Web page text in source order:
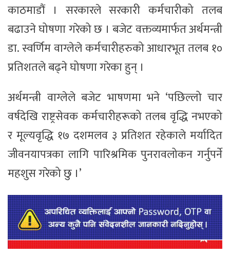
काठमाडौं । सरकारले सरकारी कर्मचारीको तलब
बढाउने घोषणा गरेको छ । बजेट वक्तव्यमार्फत अर्थमन्त्री
डा. स्वर्णिम वाग्लेले कर्मचारीहरुको आधारभूत तलब १०
प्रतिशतले बढ्ने घोषणा गरेका हुन् ।
अर्थमन्त्री वाग्लेले बजेट भाषणमा भने ‘पछिल्लो चार
वर्षदेखि राष्ट्रसेवक कर्मचारीहरूको तलब वृद्धि नभएको
र मूल्यवृद्धि १७ दशमलव ३ प्रतिशत रहेकाले मर्यादित
जीवनयापत्रका लागि पारिश्रमिक पुनरावलोकन गर्नुपर्ने
महशुस गरेको छु ।’